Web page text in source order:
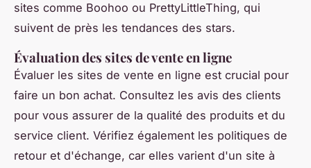
sites comme Boohoo ou PrettyLittleThing, qui
suivent de près les tendances des stars.
Évaluation des sites de vente en ligne
Évaluer les sites de vente en ligne est crucial pour
faire un bon achat. Consultez les avis des clients
pour vous assurer de la qualité des produits et du
service client. Vérifiez également les politiques de
retour et d'échange, car elles varient d'un site à